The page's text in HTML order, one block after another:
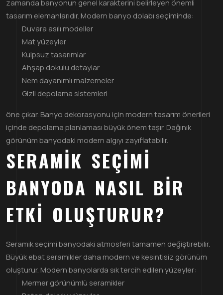
zamanda banyonun genel karakterini belirleyen önemli
tasarım elemanlarıdır. Modern banyo dolabı seçiminde:
Duvara asılı modeller
Mat yüzeyler
Kulpsuz tasarımlar
Ahşap dokulu detaylar
Nem dayanımlı malzemeler
Gizli depolama sistemleri
öne çıkar. Banyo dekorasyonu için modern tasarım önerileri
içinde depolama planlaması büyük önem taşır. Dağınık
görünüm banyodaki modern algıyı zayıflatabilir.
SERAMIK SEÇIMI
BANYODA NASIL BIR
ETKI OLUŞTURUR?
Seramik seçimi banyodaki atmosferi tamamen değiştirebilir.
Büyük ebat seramikler daha modern ve kesintisiz görünüm
oluşturur. Modern banyolarda sık tercih edilen yüzeyler:
Mermer görünümlü seramikler